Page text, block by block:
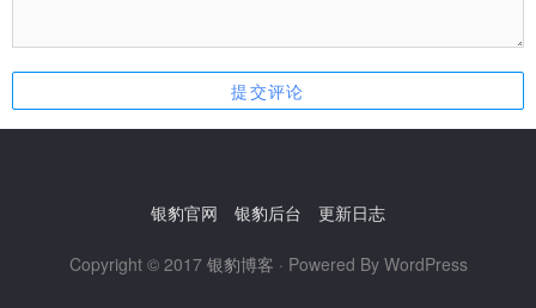
银豹官网 银豹后台 更新日志
Copyright © 2017 银豹博客 · Powered By WordPress